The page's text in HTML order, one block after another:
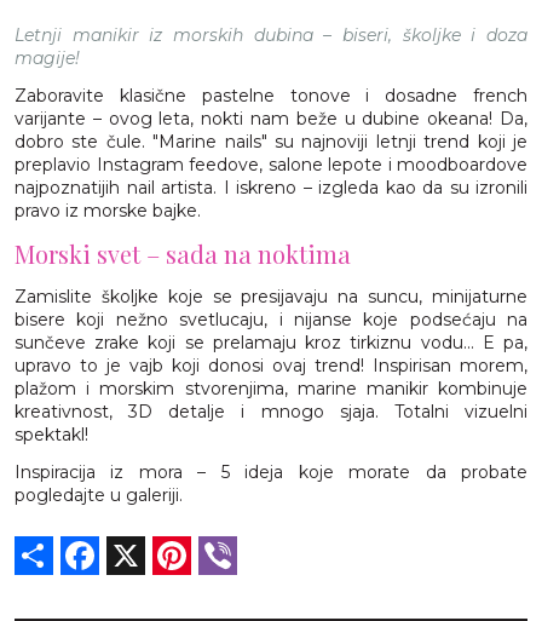
Letnji manikir iz morskih dubina – biseri, školjke i doza
magije!
Zaboravite klasične pastelne tonove i dosadne french
varijante – ovog leta, nokti nam beže u dubine okeana! Da,
dobro ste čule. "Marine nails" su najnoviji letnji trend koji je
preplavio Instagram feedove, salone lepote i moodboardove
najpoznatijih nail artista. I iskreno – izgleda kao da su izronili
pravo iz morske bajke.
Morski svet – sada na noktima
Zamislite školjke koje se presijavaju na suncu, minijaturne
bisere koji nežno svetlucaju, i nijanse koje podsećaju na
sunčeve zrake koji se prelamaju kroz tirkiznu vodu... E pa,
upravo to je vajb koji donosi ovaj trend! Inspirisan morem,
plažom i morskim stvorenjima, marine manikir kombinuje
kreativnost, 3D detalje i mnogo sjaja. Totalni vizuelni
spektakl!
Inspiracija iz mora – 5 ideja koje morate da probate
pogledajte u galeriji.
Share Facebook Pinterest